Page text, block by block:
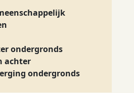
ondergronds
achter
ondergronds